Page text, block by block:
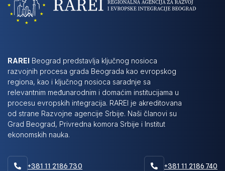
RAREI Beograd predstavlja ključnog nosioca
razvojnih procesa grada Beograda kao evropskog
regiona, kao i ključnog nosioca saradnje sa
relevantnim međunarodnim i domaćim institucijama u
procesu evropskih integracija. RAREI je akreditovana
od strane Razvojne agencije Srbije. Naši članovi su
Grad Beograd, Privredna komora Srbije i Institut
ekonomskih nauka.
 +381 11 2186 730  +381 11 2186 740